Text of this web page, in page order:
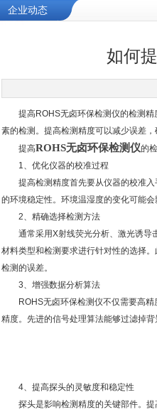
企业动态
如何
提高ROHS无卤环保检测仪的检测精
素的检测。提高检测精度可以减少误差
提高ROHS无卤环保检测仪的
1、优化仪器的校准过程
提高检测精度首先要从仪器的校准入
的环境稳定性。环境温湿度的变化可能
2、精确选择检测方法
通常采用X射线荧光分析、激光诱导击
材料类型和检测要求进行针对性的选择
检测的误差。
3、增强数据分析算法
ROHS无卤环保检测仪不仅需要高精
精度。先进的信号处理算法能够过滤掉
4、提高探头的灵敏度和稳定性
探头是影响检测精度的关键部件。提